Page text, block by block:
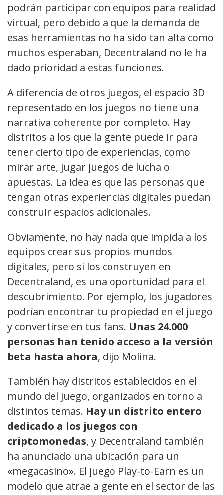
podrán participar con equipos para realidad
virtual, pero debido a que la demanda de
esas herramientas no ha sido tan alta como
muchos esperaban, Decentraland no le ha
dado prioridad a estas funciones.
A diferencia de otros juegos, el espacio 3D
representado en los juegos no tiene una
narrativa coherente por completo. Hay
distritos a los que la gente puede ir para
tener cierto tipo de experiencias, como
mirar arte, jugar juegos de lucha o
apuestas. La idea es que las personas que
tengan otras experiencias digitales puedan
construir espacios adicionales.
Obviamente, no hay nada que impida a los
equipos crear sus propios mundos
digitales, pero si los construyen en
Decentraland, es una oportunidad para el
descubrimiento. Por ejemplo, los jugadores
podrían encontrar tu propiedad en el juego
y convertirse en tus fans. Unas 24.000
personas han tenido acceso a la versión
beta hasta ahora, dijo Molina.
También hay distritos establecidos en el
mundo del juego, organizados en torno a
distintos temas. Hay un distrito entero
dedicado a los juegos con
criptomonedas, y Decentraland también
ha anunciado una ubicación para un
«megacasino». El juego Play-to-Earn es un
modelo que atrae a gente en el sector de las